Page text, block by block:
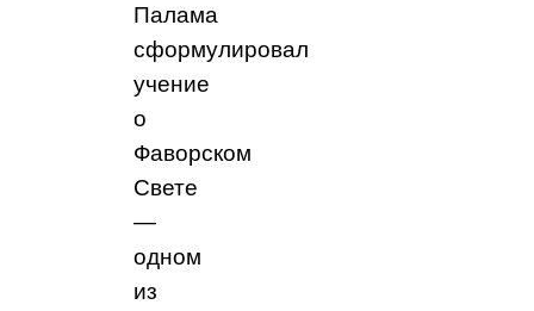
Палама
сформулировал
учение
о
Фаворском
Свете
—
одном
из